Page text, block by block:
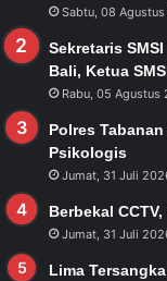
Sabtu, 08
Sekretaris
Bali, Ketua
Rabu, 05 Agustus
Polres
Psikologis
Jumat, 31 Juli
Berbekal
Jumat, 31 Juli
Lima